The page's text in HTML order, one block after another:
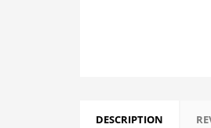
DESCRIPTION